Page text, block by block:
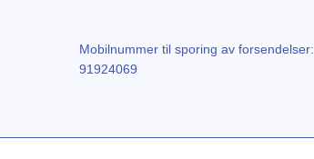
Mobilnummer til sporing av forsendelser:
91924069